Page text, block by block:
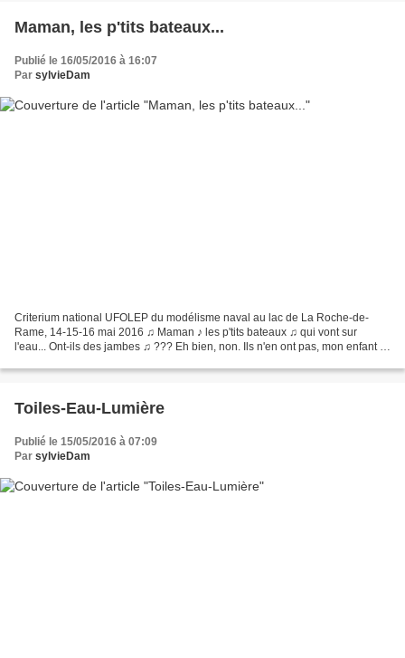
Maman, les p'tits bateaux...
Publié le 16/05/2016 à 16:07
Par sylvieDam
Criterium national UFOLEP du modélisme naval au lac de La Roche-de-
Rame, 14-15-16 mai 2016 ♫ Maman ♪ les p'tits bateaux ♫ qui vont sur
l'eau... Ont-ils des jambes ♫ ??? Eh bien, non. Ils n'en ont pas, mon enfant !
Toiles-Eau-Lumière
Publié le 15/05/2016 à 07:09
Par sylvieDam